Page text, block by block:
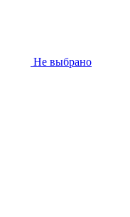
Не выбрано